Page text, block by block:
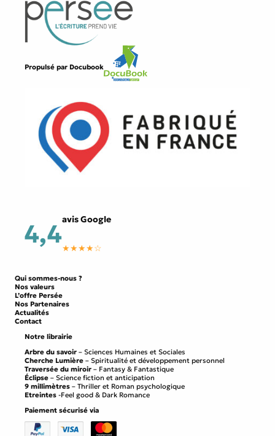
Propulsé par Docubook
4,4avis Google
★★★★☆
Qui sommes-nous ?
Nos valeurs
L’offre Persée
Nos Partenaires
Actualités
Contact
Notre librairie
Arbre du savoir – Sciences Humaines et Sociales
Cherche Lumière – Spiritualité et développement personnel
Traversée du miroir – Fantasy & Fantastique
Éclipse – Science fiction et anticipation
9 millimètres – Thriller et Roman psychologique
Etreintes -Feel good & Dark Romance
Paiement sécurisé via